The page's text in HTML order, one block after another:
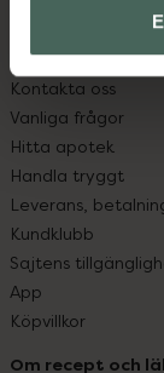
Kundservice
Kontakta oss
Vanliga frågor
Hitta apotek
Handla tryggt
Leverans,
Kundklubb
Sajtens
App
Köpvillkor
Om recept och